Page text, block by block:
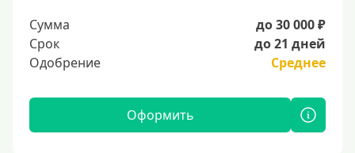
Сумма
до 30 000 ₽
Срок
до 21 дней
Одобрение
Среднее
Оформить